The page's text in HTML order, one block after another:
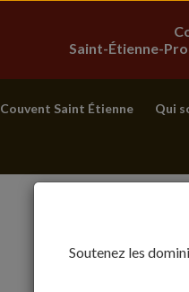
Saint-Étienne-
Couvent Saint Étienne Qui
Soutenez les